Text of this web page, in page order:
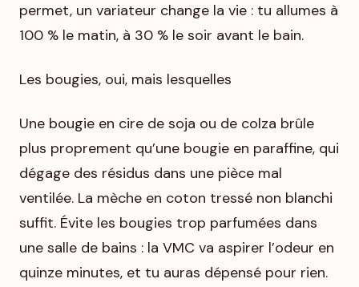
permet, un variateur change la vie : tu allumes à
100 % le matin, à 30 % le soir avant le bain.
Les bougies, oui, mais lesquelles
Une bougie en cire de soja ou de colza brûle
plus proprement qu’une bougie en paraffine, qui
dégage des résidus dans une pièce mal
ventilée. La mèche en coton tressé non blanchi
suffit. Évite les bougies trop parfumées dans
une salle de bains : la VMC va aspirer l’odeur en
quinze minutes, et tu auras dépensé pour rien.